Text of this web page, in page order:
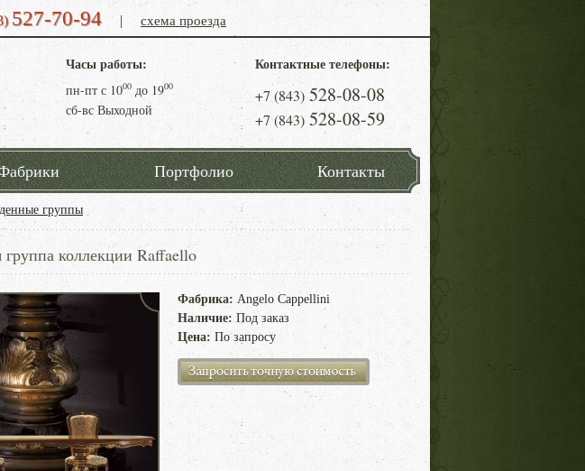
527-70-94 | схема проезда
Часы работы:
пн-пт с 1000 до 1900
сб-вс Выходной
Контактные телефоны:
+7 (843) 528-08-08
+7 (843) 528-08-59
Портфолио Контакты
группы
коллекции Raffaello
Фабрика: Angelo Cappellini
Наличие: Под заказ
Цена: По запросу